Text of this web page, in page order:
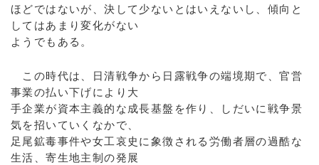
ほどではないが、決して少ないとはいえないし、傾向と
してはあまり変化がない
ようでもある。
この時代は、日清戦争から日露戦争の端境期で、官営
事業の払い下げにより大
手企業が資本主義的な成長基盤を作り、しだいに戦争景
気を招いていくなかで、
足尾鉱毒事件や女工哀史に象徴される労働者層の過酷な
生活、寄生地主制の発展